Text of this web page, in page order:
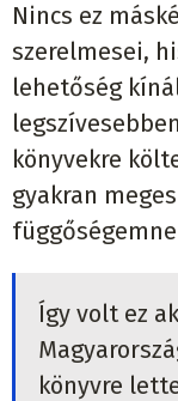
Nincs ez
szerelmesei,
lehetőség
könyvekre
gyakran
Így volt ez
könyvre